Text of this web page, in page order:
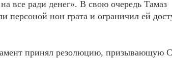
все ради денег». В свою очередь Тамаз
нон грата и ограничил ей
принял резолюцию, призывающую